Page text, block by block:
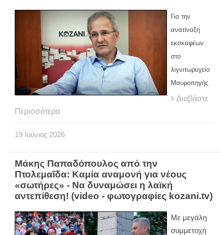
Για την
ανατίναξη
εκσκαφέων
στο
λιγνιτωρυχείο
Μαυροπηγής
Διαβάστε
Περισσότερα
19 Ιούνιος 2026
Μάκης Παπαδόπουλος από την
Πτολεμαΐδα: Καμία αναμονή για νέους
«σωτήρες» - Να δυναμώσει η λαϊκή
αντεπίθεση! (video - φωτογραφίες kozani.tv)
Με μεγάλη
συμμετοχή